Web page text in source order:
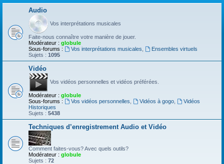
Audio
Vos interprétations musicales
Faite-nous connaître votre manière de jouer.
Modérateur : globule
Sous-forums :
Vos interprétations musicales
Ensembles virtuels
Sujets : 1095
Vidéo
Vos vidéos personnelles et vidéos préférées.
Modérateur : globule
Sous-forums :
Vos vidéos personnelles Vidéos à gogo,
Vidéos
Historiques
Sujets : 5438
Techniques d’enregistrement Audio et Vidéo
Comment faites-vous? Avec quels outils?
Modérateur : globule
Sujets : 72